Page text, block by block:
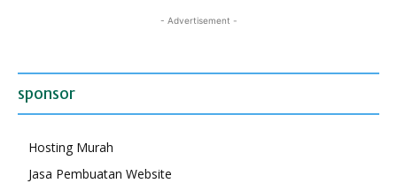
- Advertisement -
sponsor
Hosting Murah
Jasa Pembuatan Website